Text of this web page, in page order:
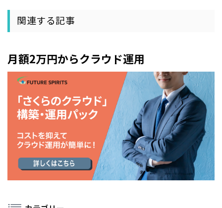
関連する記事
月額2万円からクラウド運用